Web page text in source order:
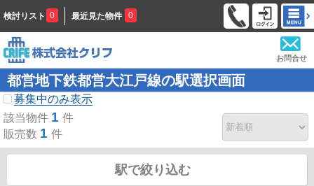
検討リスト 0 最近見た物件 0
お問合せ
都営地下鉄都営大江戸線の駅選択画面
募集中のみ表示
該当物件 1 件
販売数 1 件
駅で絞り込む